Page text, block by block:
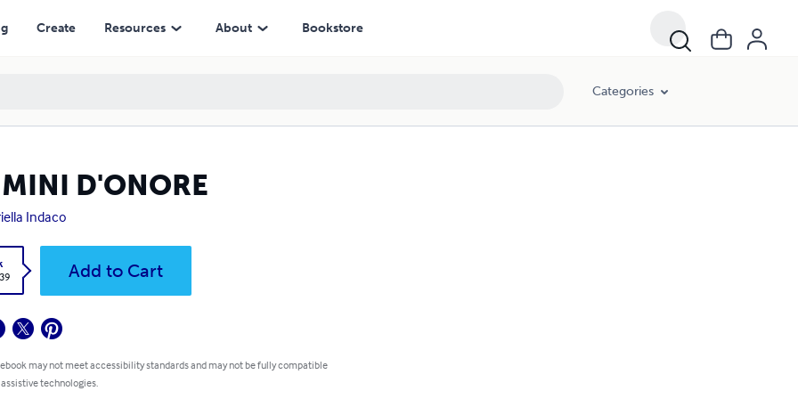
Create Resources About Bookstore
Categories
D'ONORE
Indaco
Add to Cart
may not meet accessibility standards and may not be fully compatible
technologies.